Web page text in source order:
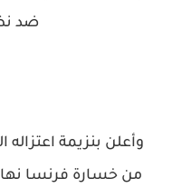
ضد
وأعلن بنزيمة
من خسارة فرنسا